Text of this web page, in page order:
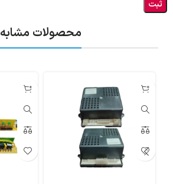
محصولات مشابه